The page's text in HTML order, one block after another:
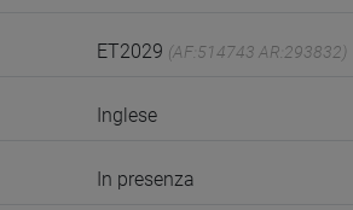
ET2029 (AF:514743 AR:293832)
Inglese
In presenza